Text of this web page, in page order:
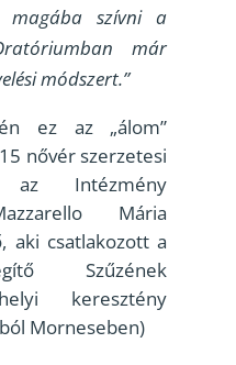
magába szívni a
már
módszert.”
ez az „álom”
nővér szerzetesi
az Intézmény
Mária
aki csatlakozott a
Szűzének
keresztény
Morneseben)